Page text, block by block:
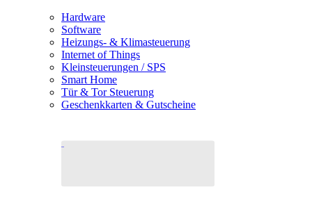
Hardware
Software
Heizungs- & Klimasteuerung
Internet of Things
Kleinsteuerungen / SPS
Smart Home
Tür & Tor Steuerung
Geschenkkarten & Gutscheine